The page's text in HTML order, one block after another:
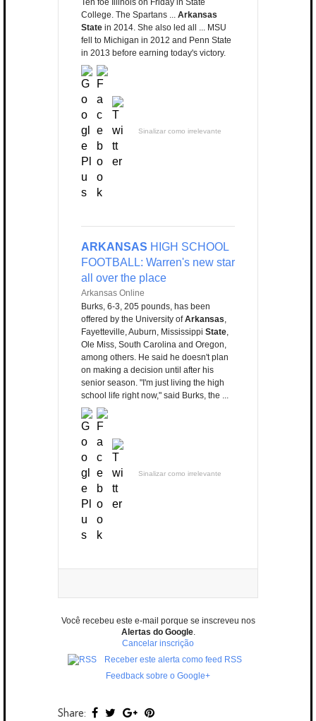
Ten foe Illinois on Friday in State
College. The Spartans ... Arkansas
State in 2014. She also led all ... MSU
fell to Michigan in 2012 and Penn State
in 2013 before earning today's victory.
Sinalizar como irrelevante
ARKANSAS HIGH SCHOOL
FOOTBALL: Warren's new star
all over the place
Arkansas Online
Burks, 6-3, 205 pounds, has been
offered by the University ofArkansas,
Fayetteville, Auburn, Mississippi State,
Ole Miss, South Carolina and Oregon,
among others. He said he doesn't plan
on making a decision until after his
senior season. "I'm just living the high
school life right now," said Burks, the ...
Sinalizar como irrelevante
Você recebeu este e-mail porque se inscreveu nos
Alertas do Google.
Cancelar inscrição
Receber este alerta como feed RSS
Feedback sobre o Google+
Share: